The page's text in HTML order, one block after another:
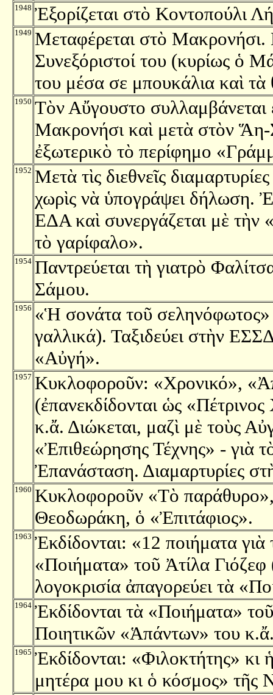
1948 Ἐξορίζεται στὸ Κοντοπούλι
1949 Μεταφέρεται στὸ Μακρονήσι.
Συνεξόριστοί του (κυρίως ὁ
του μέσα σε μπουκάλια καὶ τὰ
1950 Τὸν Αὔγουστο συλλαμβάνεται
Μακρονήσι καὶ μετὰ στὸν Ἅη-
ἐξωτερικὸ τὸ περίφημο
1952 Μετὰ τὶς διεθνεῖς
χωρὶς νὰ ὑπογράψει δήλωση.
ΕΔΑ καὶ συνεργάζεται μὲ
τὸ γαρίφαλο».
1954 Παντρεύεται τὴ γιατρὸ
Σάμου.
1956 «Ἡ σονάτα τοῦ σεληνόφωτος»
γαλλικά). Ταξιδεύει στὴν
«Αὐγή».
1957 Κυκλοφοροῦν: «Χρονικό»,
(ἐπανεκδίδονται ὡς
κ.ἄ. Διώκεται, μαζὶ μὲ τοὺς
«Ἐπιθεώρησης Τέχνης» - γιὰ
Ἐπανάσταση. Διαμαρτυρίες
1960 Κυκλοφοροῦν «Τὸ
Θεοδωράκη, ὁ «Ἐπιτάφιος».
1963 Ἐκδίδονται: «12 ποιήματα
«Ποιήματα» τοῦ Ἀτίλα
λογοκρισία ἀπαγορεύει τὰ
1964 Ἐκδίδονται τὰ «Ποιήματα»
Ποιητικῶν «Ἁπάντων» του
1965 Ἐκδίδονται: «Φιλοκτήτης»
μητέρα μου κι ὁ κόσμος» τῆς